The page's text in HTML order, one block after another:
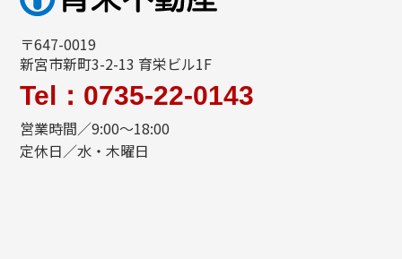
〒647-0019
新宮市新町3-2-13 育栄ビル1F
Tel：0735-22-0143
営業時間／9:00～18:00
定休日／水・木曜日